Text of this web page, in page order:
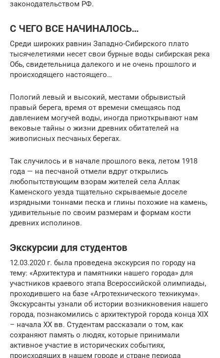
законодательством РФ.
С ЧЕГО ВСЕ НАЧИНАЛОСЬ…
Среди широких равнин Западно-Сибирского плато
тысячелетиями несет свои бурные воды сибирская река
Обь, свидетельница далекого и не очень прошлого и
происходящего настоящего…
Пологий левый и высокий, местами обрывистый
правый берега, время от времени смещаясь под
давлением могучей воды, иногда приоткрывают нам
вековые тайны о жизни древних обитателей на
живописных песчаных берегах.
Так случилось и в начале прошлого века, летом 1918
года — на песчаной отмели вдруг открылись
любопытствующим взорам жителей села Аллак
Каменского уезда тщательно скрываемые доселе
изрядными тоннами песка и глины похожие на камень,
удивительные по своим размерам и формам кости
древних исполинов.
Экскурсии для студентов
12.03.2020 г. была проведена экскурсия по городу на
тему: «Архитектура и памятники нашего города» для
участников краевого этапа Всероссийской олимпиады,
проходившего на базе «Агротехнического техникума».
Экскурсанты узнали об истории возникновения нашего
города, познакомились с архитектурой города конца XIX
– начала XX вв. Студентам рассказали о том, как
сохраняют память о людях, которые принимали
активное участие в исторических событиях,
происходящих в нашем городе и стране периода